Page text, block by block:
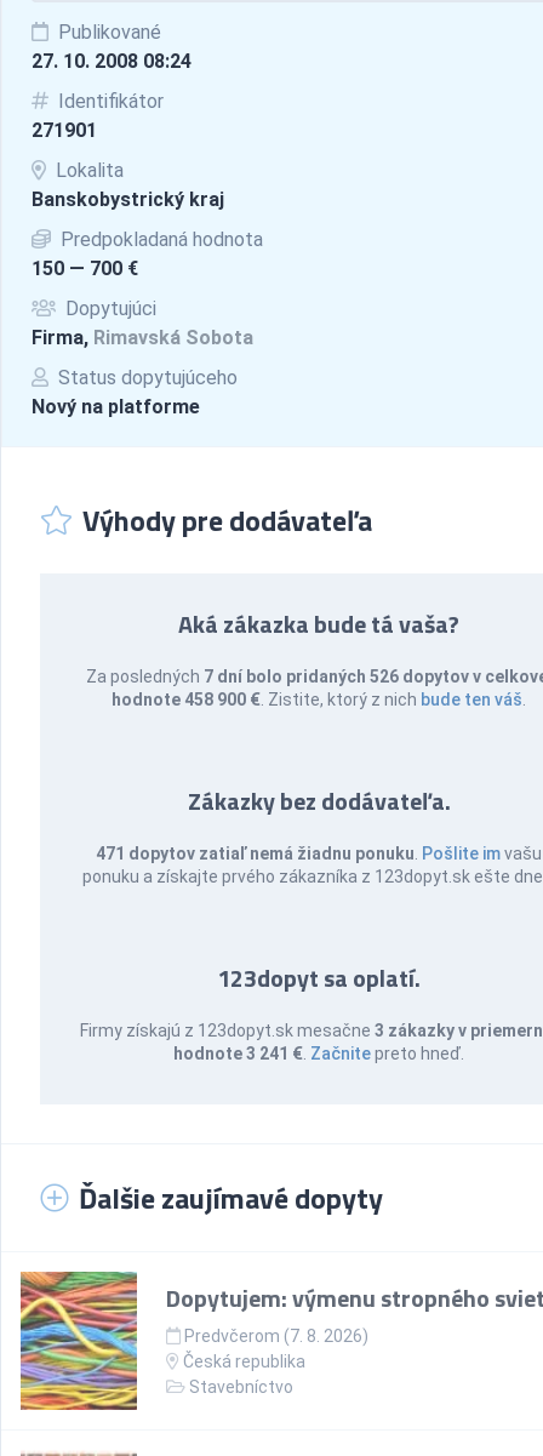
Publikované
27. 10. 2008 08:24
Identifikátor
271901
Lokalita
Banskobystrický kraj
Predpokladaná hodnota
150 — 700 €
Dopytujúci
Firma, Rimavská Sobota
Status dopytujúceho
Nový na platforme
Výhody pre dodávateľa
Aká zákazka bude tá vaša?
Za posledných 7 dní bolo pridaných 526 dopytov v
hodnote 458 900 € . Zistite, ktorý z nich bude ten váš
Zákazky bez dodávateľa.
471 dopytov zatiaľ nemá žiadnu ponuku Pošlite imvašu
ponuku a získajte prvého zákazníka z 123dopyt.sk ešte
123dopyt sa oplatí.
Firmy získajú z 123dopyt.sk mesačne3 zákazky v
hodnote 3 241 € Začnitepreto hneď.
Ďalšie zaujímavé dopyty
Dopytujem: výmenu stropného
Predvčerom (7. 8. 2026)
Česká republika
Stavebníctvo